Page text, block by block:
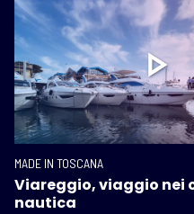
MADE IN TOSCANA
Viareggio, viaggio nei
nautica